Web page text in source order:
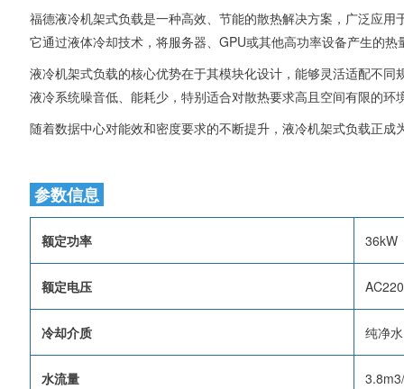
福德液冷机架式负载是一种高效、节能的散热解决方案，广泛应
它通过液体冷却技术，将服务器、GPU或其他高功率设备产生的
液冷机架式负载的核心优势在于其模块化设计，能够灵活适配不
液冷系统噪音低、能耗少，特别适合对散热要求高且空间有限的环
随着数据中心对能效和密度要求的不断提升，液冷机架式负载正
参数信息
额定功率 36kW
额定电压
冷却介质 纯净水
水流量